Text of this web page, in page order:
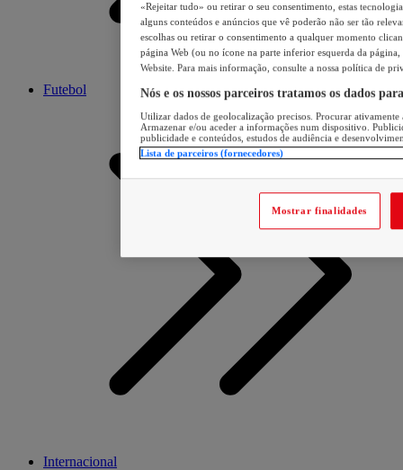
Futebol
Internacional
«Rejeitar tudo» ou retirar o seu consentimento, estas
alguns conteúdos e anúncios que vê poderão não ser tão
escolhas ou retirar o consentimento a qualquer momento
página Web (ou no ícone na parte inferior esquerda da página,
Website. Para mais informação, consulte a nossa política de
Nós e os nossos parceiros tratamos os dados
Utilizar dados de geolocalização precisos. Procurar
Armazenar e/ou aceder a informações num dispositivo.
publicidade e conteúdos, estudos de audiência e
Lista de parceiros (fornecedores)
Mostrar finalidades